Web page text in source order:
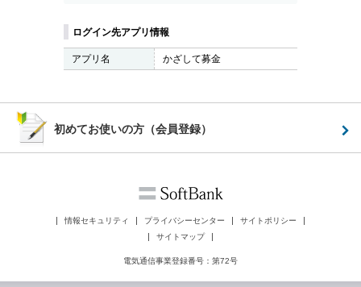
ログイン先アプリ情報
アプリ名 かざして募金
初めてお使いの方（会員登録）
情報セキュリティ プライバシーセンター
サイトポリシー
サイトマップ
電気通信事業登録番号：第72号